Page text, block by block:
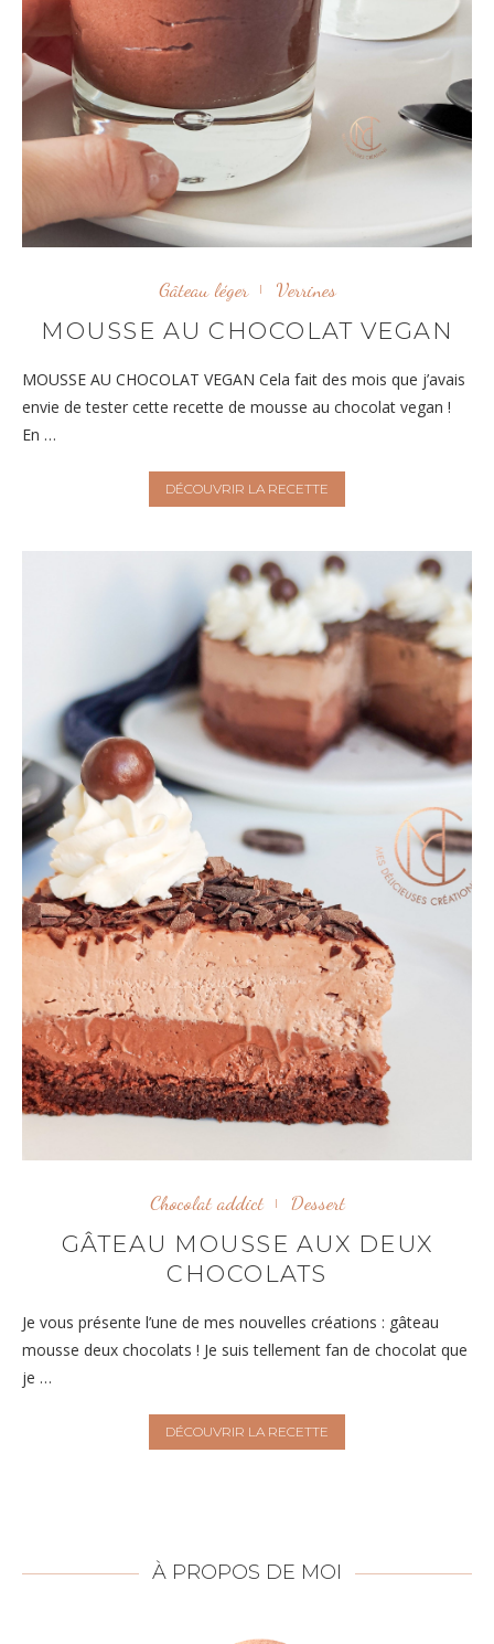
Gâteau léger Verrines
MOUSSE AU CHOCOLAT VEGAN
MOUSSE AU CHOCOLAT VEGAN Cela fait des mois que j’avais
envie de tester cette recette de mousse au chocolat vegan !
En …
DÉCOUVRIR LA RECETTE
Chocolat addict Dessert
GÂTEAU MOUSSE AUX DEUX
CHOCOLATS
Je vous présente l’une de mes nouvelles créations : gâteau
mousse deux chocolats ! Je suis tellement fan de chocolat que
je …
DÉCOUVRIR LA RECETTE
À PROPOS DE MOI